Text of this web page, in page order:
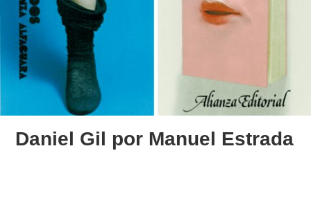
Daniel Gil por Manuel Estrada